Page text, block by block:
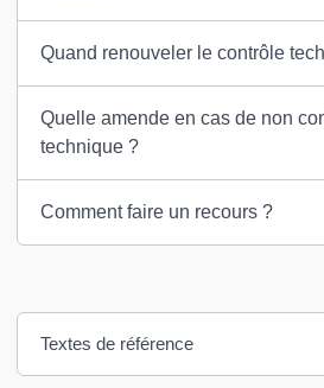
Quand renouveler le contrôle
Quelle amende en cas de non
technique ?
Comment faire un recours ?
Textes de référence